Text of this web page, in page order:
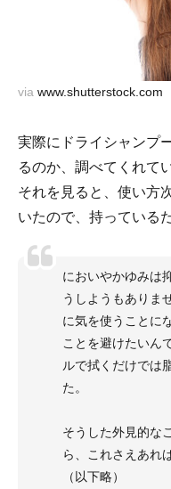
via www.shutterstock.com
実際にドライシャンプ
るのか、調べてくれて
それを見ると、使い方
いたので、持っている
においやかゆみは
うしようもありま
に気を使うことに
ことを避けたいん
ルで拭くだけでは
た。
そうした外見的な
ら、これさえあれ
（以下略）